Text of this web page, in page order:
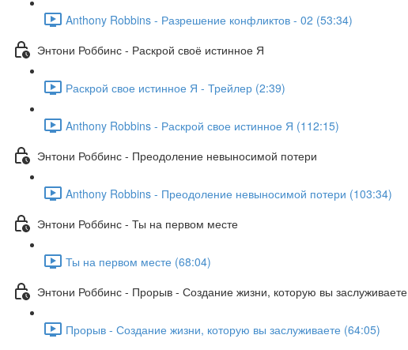
Anthony Robbins - Разрешение конфликтов - 02 (53:34)
Энтони Роббинс - Раскрой своё истинное Я
Раскрой свое истинное Я - Трейлер (2:39)
Anthony Robbins - Раскрой свое истинное Я (112:15)
Энтони Роббинс - Преодоление невыносимой потери
Anthony Robbins - Преодоление невыносимой потери (103:34)
Энтони Роббинс - Ты на первом месте
Ты на первом месте (68:04)
Энтони Роббинс - Прорыв - Создание жизни, которую вы заслуживаете
Прорыв - Создание жизни, которую вы заслуживаете (64:05)